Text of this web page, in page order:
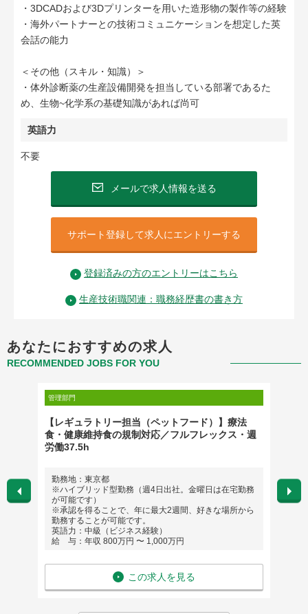
・3DCADおよび3Dプリンターを用いた造形物の製作等の経験
・海外パートナーとの技術コミュニケーションを想定した英
会話の能力
＜その他（スキル・知識）＞
・体外診断薬の生産設備開発を担当している部署であるた
め、生物~化学系の基礎知識があれば尚可
英語力
不要
メールで求人情報を送る
サポート登録して求人にエントリーする
登録済みの方のエントリーはこちら
生産技術職関連：職務経歴書の書き方
あなたにおすすめの求人
RECOMMENDED JOBS FOR YOU
管理部門
【レギュラトリー担当（ペットフード）】療法
食・健康維持食の規制対応／フルフレックス・週
労働37.5h
勤務地：東京都
※ハイブリッド型勤務（週4日出社。金曜日は在宅勤務
が可能です）
※承認を得ることで、年に最大2週間、好きな場所から
勤務することが可能です。
英語力：中級（ビジネス経験）
給 与：年収 800万円 〜 1,000万円
この求人を見る
勤務
大阪
英語